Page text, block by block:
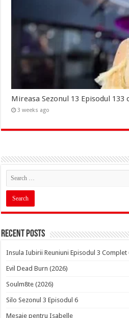
Mireasa Sezonul 13 Episodul 133
3 weeks ago
Recent Posts
Insula Iubirii Reuniuni Episodul 3 Complet
Evil Dead Burn (2026)
Soulm8te (2026)
Silo Sezonul 3 Episodul 6
Mesaje pentru Isabelle